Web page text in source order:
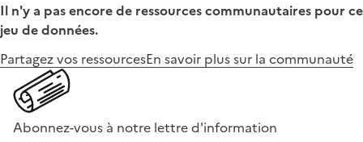
Il n'y a pas encore de ressources communautaires pour ce
jeu de données.
Partagez vos ressourcesEn savoir plus sur la communauté
Abonnez-vous à notre lettre d'information